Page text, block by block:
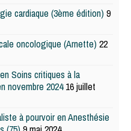
cardiaque (3ème édition) 9
oncologique (Arnette) 22
Soins critiques à la
novembre 2024 16 juillet
à pourvoir en Anesthésie